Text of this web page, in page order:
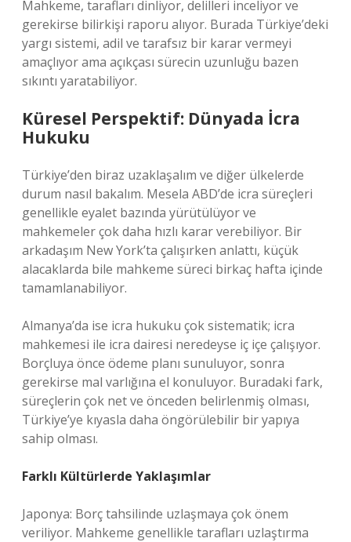
Mahkeme, tarafları dinliyor, delilleri inceliyor ve
gerekirse bilirkişi raporu alıyor. Burada Türkiye’deki
yargı sistemi, adil ve tarafsız bir karar vermeyi
amaçlıyor ama açıkçası sürecin uzunluğu bazen
sıkıntı yaratabiliyor.
Küresel Perspektif: Dünyada İcra
Hukuku
Türkiye’den biraz uzaklaşalım ve diğer ülkelerde
durum nasıl bakalım. Mesela ABD’de icra süreçleri
genellikle eyalet bazında yürütülüyor ve
mahkemeler çok daha hızlı karar verebiliyor. Bir
arkadaşım New York’ta çalışırken anlattı, küçük
alacaklarda bile mahkeme süreci birkaç hafta içinde
tamamlanabiliyor.
Almanya’da ise icra hukuku çok sistematik; icra
mahkemesi ile icra dairesi neredeyse iç içe çalışıyor.
Borçluya önce ödeme planı sunuluyor, sonra
gerekirse mal varlığına el konuluyor. Buradaki fark,
süreçlerin çok net ve önceden belirlenmiş olması,
Türkiye’ye kıyasla daha öngörülebilir bir yapıya
sahip olması.
Farklı Kültürlerde Yaklaşımlar
Japonya: Borç tahsilinde uzlaşmaya çok önem
veriliyor. Mahkeme genellikle tarafları uzlaştırma